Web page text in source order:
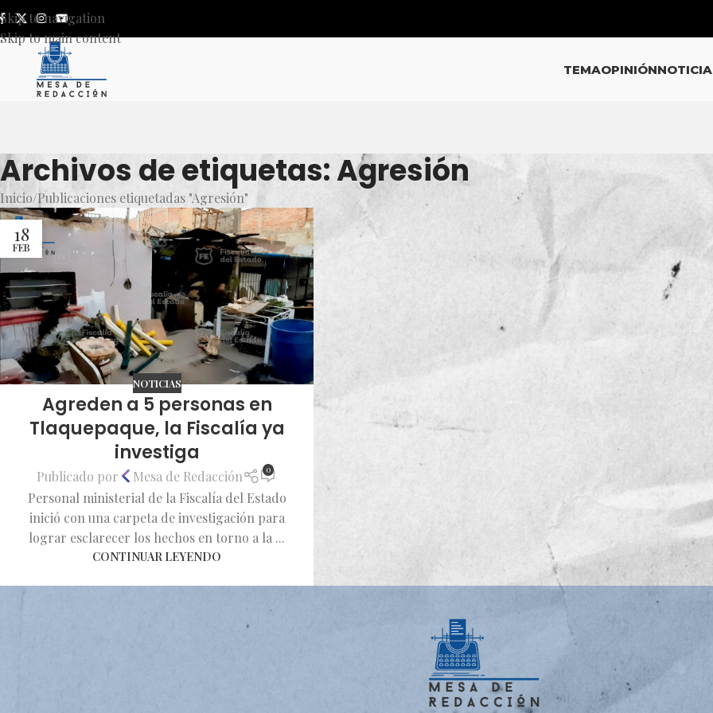
Skip to navigation
Skip to main content
TEMAOPINIÓN
Archivos de etiquetas: Agresión
Inicio Publicaciones etiquetadas "Agresión"
18
FEB
NOTICIAS
Agreden a 5 personas en
Tlaquepaque, la Fiscalía ya
investiga
Publicado por Mesa de Redacción 0
Personal ministerial de la Fiscalía del Estado
inició con una carpeta de investigación para
lograr esclarecer los hechos en torno a la ...
CONTINUAR LEYENDO